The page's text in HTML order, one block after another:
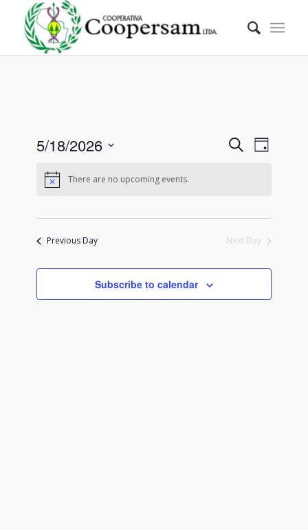
Events
Search Event
Views
Day
5/18/2026
date.
There are no upcoming events.
Previous Day Next Day
Subscribe to calendar